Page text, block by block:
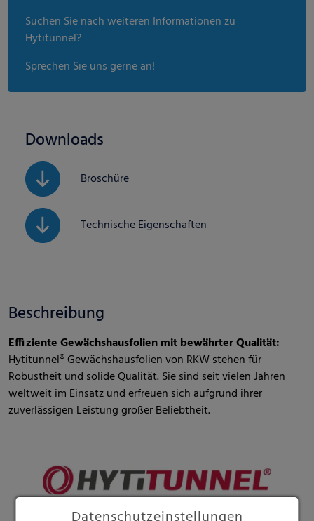
Suchen Sie nach weiteren Informationen zu
Hytitunnel?
Sprechen Sie uns gerne an!
Downloads
Broschüre
Technische Eigenschaften
Beschreibung
Effiziente Gewächshausfolien mit bewährter Qualität:
Hytitunnel® Gewächshausfolien von RKW stehen für
Robustheit und solide Qualität. Sie sind seit vielen Jahren
weltweit im Einsatz und erfreuen sich aufgrund ihrer
zuverlässigen Leistung großer Beliebtheit.